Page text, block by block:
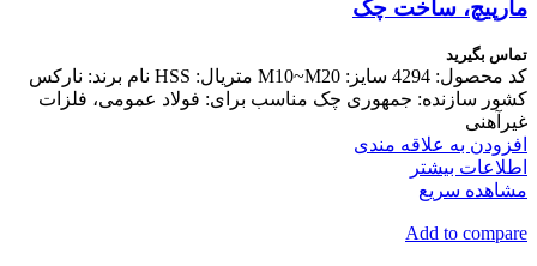
مارپیچ، ساخت چک
تماس بگیرید
کد محصول: 4294 سایز: M10~M20 متریال: HSS نام برند: نارکس
کشور سازنده: جمهوری چک مناسب برای: فولاد عمومی، فلزات
غیرآهنی
افزودن به علاقه مندی
اطلاعات بیشتر
مشاهده سریع
Add to compare